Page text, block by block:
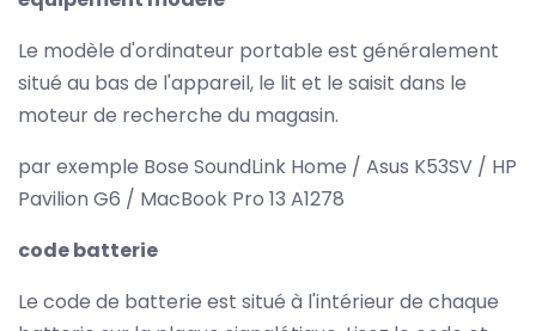
Le modèle d'ordinateur portable est généralement
situé au bas de l'appareil, le lit et le saisit dans le
moteur de recherche du magasin.
par exemple Bose SoundLink Home / Asus K53SV / HP
Pavilion G6 / MacBook Pro 13 A1278
code batterie
Le code de batterie est situé à l'intérieur de chaque